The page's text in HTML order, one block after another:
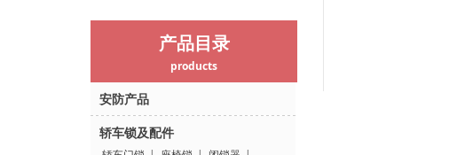
产品目录
products
安防产品
轿车锁及配件